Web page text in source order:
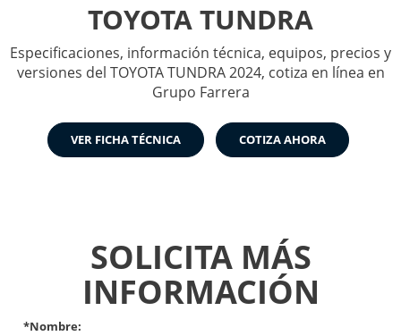
TOYOTA TUNDRA
Especificaciones, información técnica, equipos, precios y
versiones del TOYOTA TUNDRA 2024, cotiza en línea en
Grupo Farrera
VER FICHA TÉCNICA COTIZA AHORA
SOLICITA MÁS
INFORMACIÓN
*Nombre: